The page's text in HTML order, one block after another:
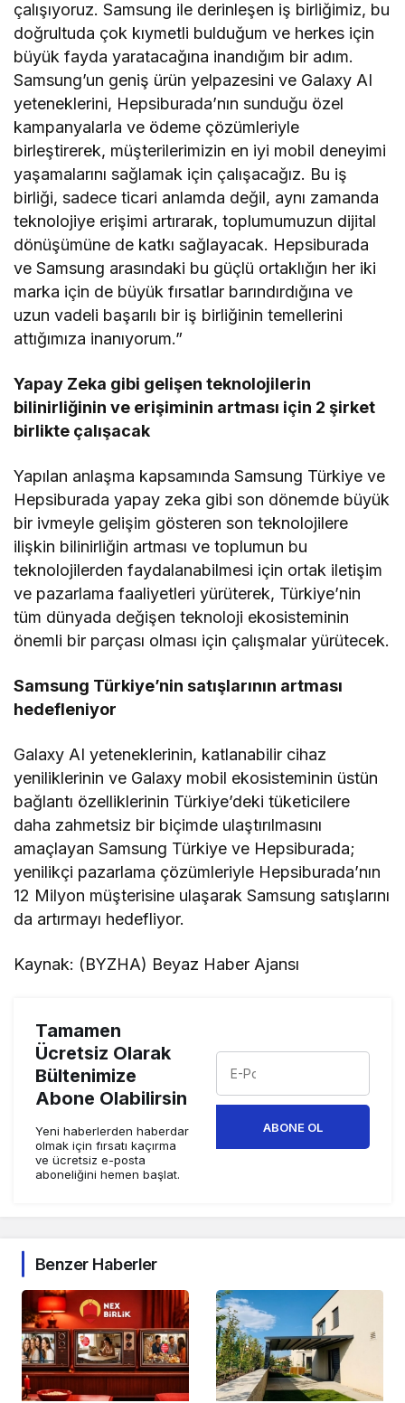
çalışıyoruz. Samsung ile derinleşen iş birliğimiz, bu
doğrultuda çok kıymetli bulduğum ve herkes için
büyük fayda yaratacağına inandığım bir adım.
Samsung’un geniş ürün yelpazesini ve Galaxy AI
yeteneklerini, Hepsiburada’nın sunduğu özel
kampanyalarla ve ödeme çözümleriyle
birleştirerek, müşterilerimizin en iyi mobil deneyimi
yaşamalarını sağlamak için çalışacağız. Bu iş
birliği, sadece ticari anlamda değil, aynı zamanda
teknolojiye erişimi artırarak, toplumumuzun dijital
dönüşümüne de katkı sağlayacak. Hepsiburada
ve Samsung arasındaki bu güçlü ortaklığın her iki
marka için de büyük fırsatlar barındırdığına ve
uzun vadeli başarılı bir iş birliğinin temellerini
attığımıza inanıyorum.”
Yapay Zeka gibi gelişen teknolojilerin
bilinirliğinin ve erişiminin artması için 2 şirket
birlikte çalışacak
Yapılan anlaşma kapsamında Samsung Türkiye ve
Hepsiburada yapay zeka gibi son dönemde büyük
bir ivmeyle gelişim gösteren son teknolojilere
ilişkin bilinirliğin artması ve toplumun bu
teknolojilerden faydalanabilmesi için ortak iletişim
ve pazarlama faaliyetleri yürüterek, Türkiye’nin
tüm dünyada değişen teknoloji ekosisteminin
önemli bir parçası olması için çalışmalar yürütecek.
Samsung Türkiye’nin satışlarının artması
hedefleniyor
Galaxy AI yeteneklerinin, katlanabilir cihaz
yeniliklerinin ve Galaxy mobil ekosisteminin üstün
bağlantı özelliklerinin Türkiye’deki tüketicilere
daha zahmetsiz bir biçimde ulaştırılmasını
amaçlayan Samsung Türkiye ve Hepsiburada;
yenilikçi pazarlama çözümleriyle Hepsiburada’nın
12 Milyon müşterisine ulaşarak Samsung satışlarını
da artırmayı hedefliyor.
Kaynak: (BYZHA) Beyaz Haber Ajansı
Tamamen
Ücretsiz Olarak
Bültenimize
Abone Olabilirsin
Yeni haberlerden haberdar
olmak için fırsatı kaçırma
ve ücretsiz e-posta
aboneliğini hemen başlat.
ABONE OL
Benzer Haberler